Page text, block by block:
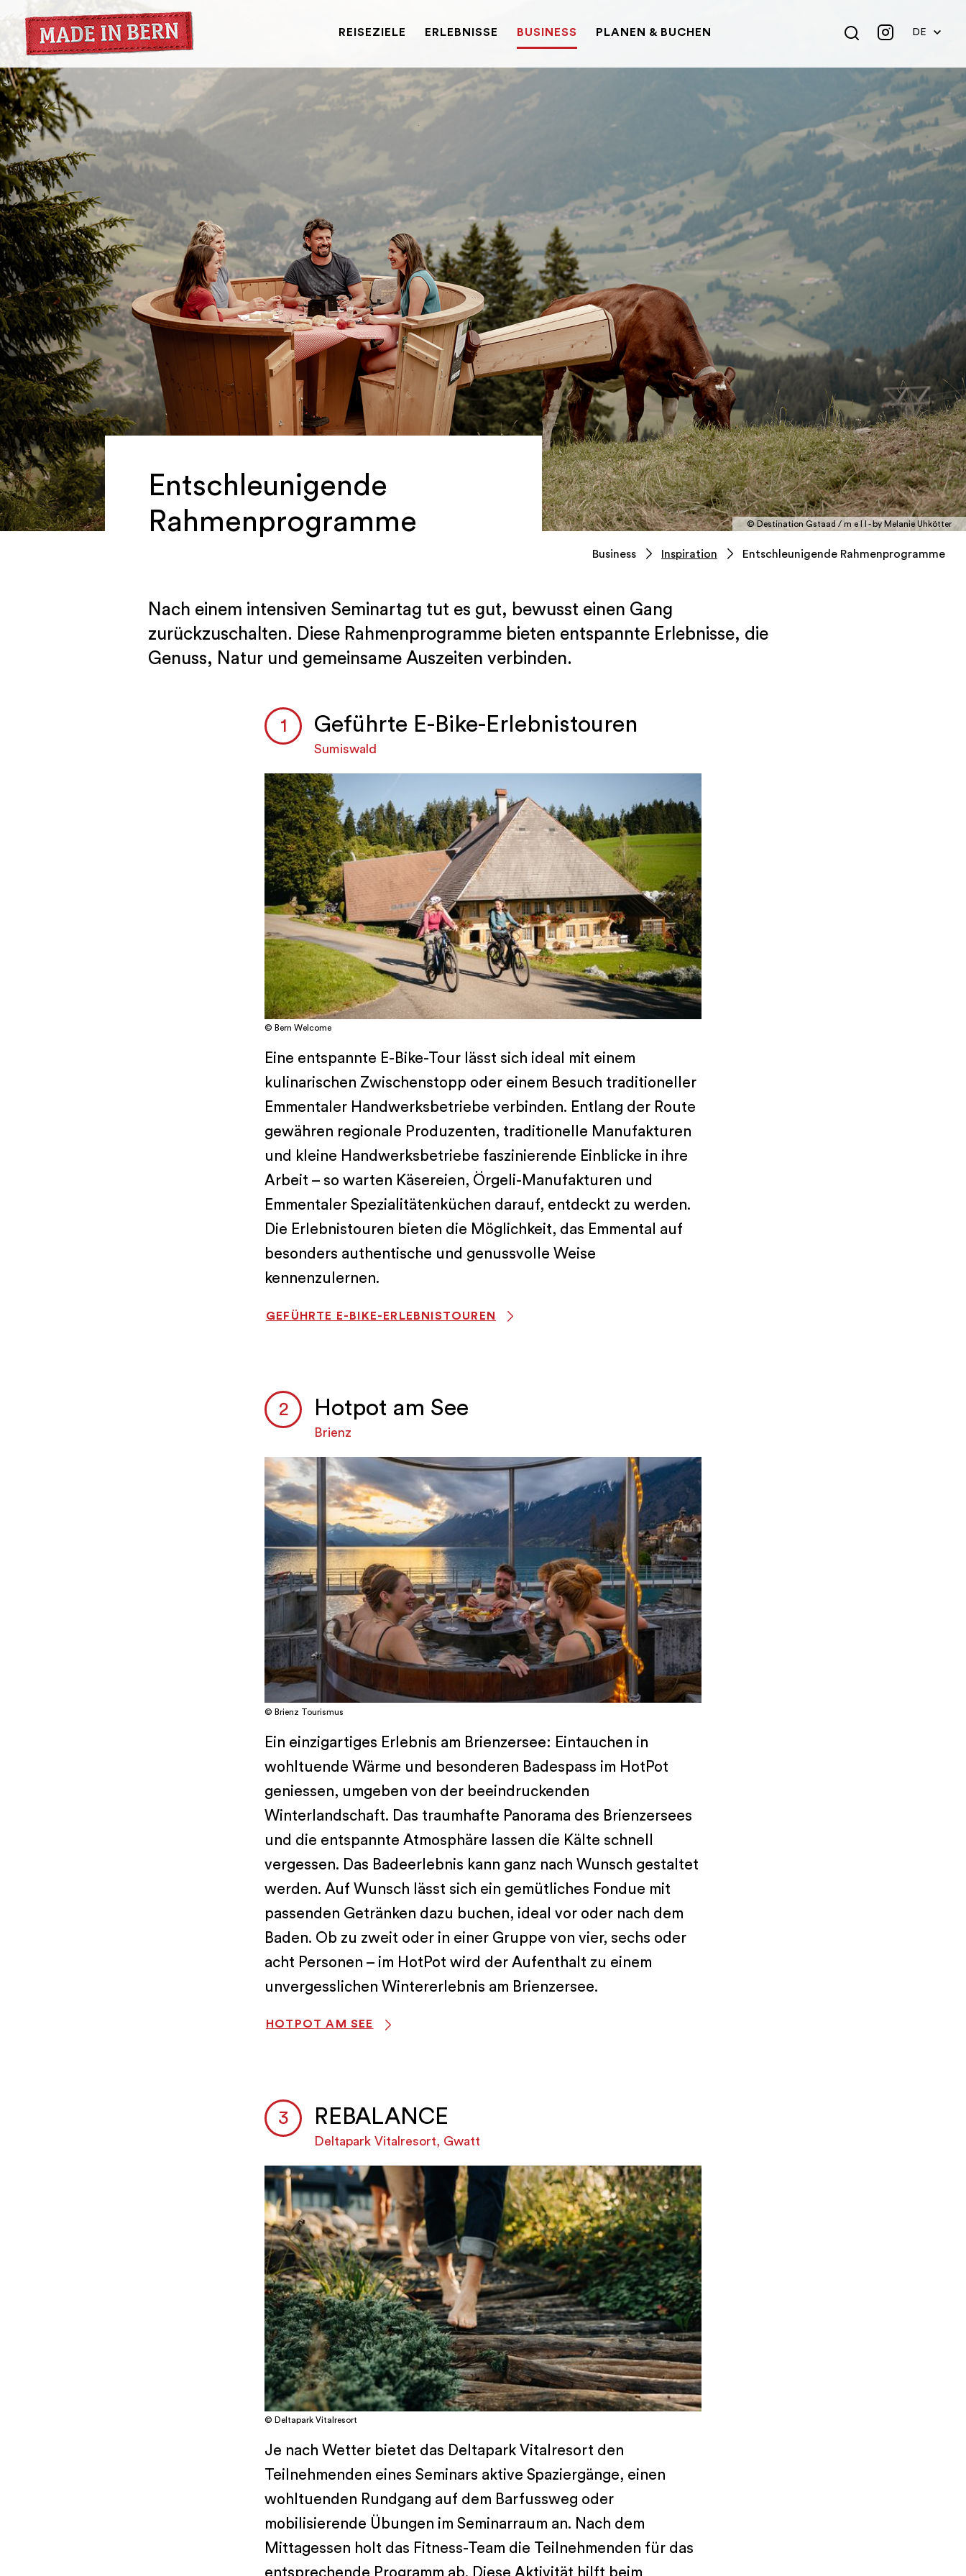
REISEZIELE ERLEBNISSE BUSINESS PLANEN & BUCHEN DE
FR
© Destination Gstaad / m e l l - by Melanie Uhkötter
Entschleunigende
Rahmenprogramme
Business Inspiration Entschleunigende Rahmenprogramme
Nach einem intensiven Seminartag tut es gut, bewusst einen Gang
zurückzuschalten. Diese Rahmenprogramme bieten entspannte Erlebnisse, die
Genuss, Natur und gemeinsame Auszeiten verbinden.
Geführte E-Bike-Erlebnistouren
Sumiswald
© Bern Welcome
Eine entspannte E-Bike-Tour lässt sich ideal mit einem
kulinarischen Zwischenstopp oder einem Besuch traditioneller
Emmentaler Handwerksbetriebe verbinden. Entlang der Route
gewähren regionale Produzenten, traditionelle Manufakturen
und kleine Handwerksbetriebe faszinierende Einblicke in ihre
Arbeit – so warten Käsereien, Örgeli-Manufakturen und
Emmentaler Spezialitätenküchen darauf, entdeckt zu werden.
Die Erlebnistouren bieten die Möglichkeit, das Emmental auf
besonders authentische und genussvolle Weise
kennenzulernen.
GEFÜHRTE E-BIKE-ERLEBNISTOUREN
Hotpot am See
Brienz
© Brienz Tourismus
Ein einzigartiges Erlebnis am Brienzersee: Eintauchen in
wohltuende Wärme und besonderen Badespass im HotPot
geniessen, umgeben von der beeindruckenden
Winterlandschaft. Das traumhafte Panorama des Brienzersees
und die entspannte Atmosphäre lassen die Kälte schnell
vergessen. Das Badeerlebnis kann ganz nach Wunsch gestaltet
werden. Auf Wunsch lässt sich ein gemütliches Fondue mit
passenden Getränken dazu buchen, ideal vor oder nach dem
Baden. Ob zu zweit oder in einer Gruppe von vier, sechs oder
acht Personen – im HotPot wird der Aufenthalt zu einem
unvergesslichen Wintererlebnis am Brienzersee.
HOTPOT AM SEE
REBALANCE
Deltapark Vitalresort, Gwatt
© Deltapark Vitalresort
Je nach Wetter bietet das Deltapark Vitalresort den
Teilnehmenden eines Seminars aktive Spaziergänge, einen
wohltuenden Rundgang auf dem Barfussweg oder
mobilisierende Übungen im Seminarraum an. Nach dem
Mittagessen holt das Fitness-Team die Teilnehmenden für das
entsprechende Programm ab. Diese Aktivität hilft beim